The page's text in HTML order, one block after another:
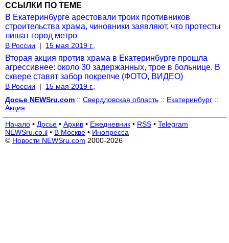
ССЫЛКИ ПО ТЕМЕ
В Екатеринбурге арестовали троих противников
строительства храма, чиновники заявляют, что протесты
лишат город метро
В России | 15 мая 2019 г.,
Вторая акция против храма в Екатеринбурге прошла
агрессивнее: около 30 задержанных, трое в больнице. В
сквере ставят забор покрепче (ФОТО, ВИДЕО)
В России |
15 мая 2019 г.,
Досье NEWSru.com :: Свердловская область :: Екатеринбург ::
Акция
Начало • Досье • Архив • Ежедневник • RSS • Telegram
NEWSru.co.il • В Москве • Инопресса
© Новости NEWSru.com 2000-2026